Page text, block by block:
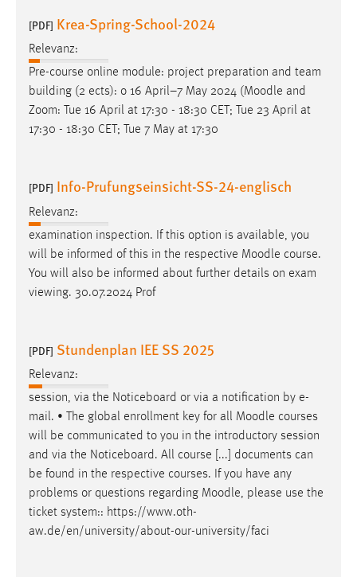
[PDF] Krea-Spring-School-2024
Relevanz:
Pre-course online module: project preparation and team
building (2 ects): o 16 April–7 May 2024 (Moodle and
Zoom: Tue 16 April at 17:30 - 18:30 CET; Tue 23 April at
17:30 - 18:30 CET; Tue 7 May at 17:30
[PDF] Info-Prufungseinsicht-SS-24-englisch
Relevanz:
examination inspection. If this option is available, you
will be informed of this in the respective Moodle course.
You will also be informed about further details on exam
viewing. 30.07.2024 Prof
[PDF] Stundenplan IEE SS 2025
Relevanz:
session, via the Noticeboard or via a notification by e-
mail. • The global enrollment key for all Moodle courses
will be communicated to you in the introductory session
and via the Noticeboard. All course [...] documents can
be found in the respective courses. If you have any
problems or questions regarding Moodle, please use the
ticket system:: https://www.oth-
aw.de/en/university/about-our-university/faci